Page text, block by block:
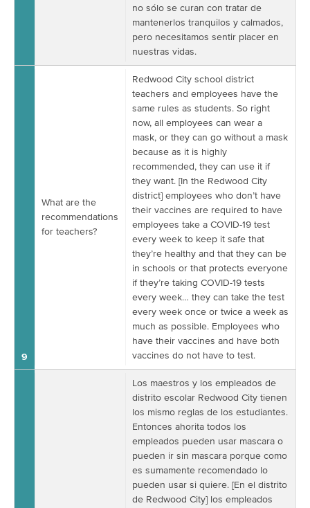
no sólo se curan con tratar de
mantenerlos tranquilos y calmados,
pero necesitamos sentir placer en
nuestras vidas.
9
What are the
recommendations
for teachers?
Redwood City school district
teachers and employees have the
same rules as students. So right
now, all employees can wear a
mask, or they can go without a mask
because as it is highly
recommended, they can use it if
they want. [In the Redwood City
district] employees who don’t have
their vaccines are required to have
employees take a COVID-19 test
every week to keep it safe that
they’re healthy and that they can be
in schools or that protects everyone
if they’re taking COVID-19 tests
every week… they can take the test
every week once or twice a week as
much as possible. Employees who
have their vaccines and have both
vaccines do not have to test.
Los maestros y los empleados de
distrito escolar Redwood City tienen
los mismo reglas de los estudiantes.
Entonces ahorita todos los
empleados pueden usar mascara o
pueden ir sin mascara porque como
es sumamente recomendado lo
pueden usar si quiere. [En el distrito
de Redwood City] los empleados